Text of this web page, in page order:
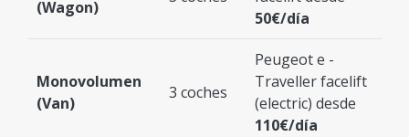
(Wagon)
50€/día
Monovolumen
(Van)
3 coches
Peugeot e -
Traveller facelift
(electric) desde
110€/día